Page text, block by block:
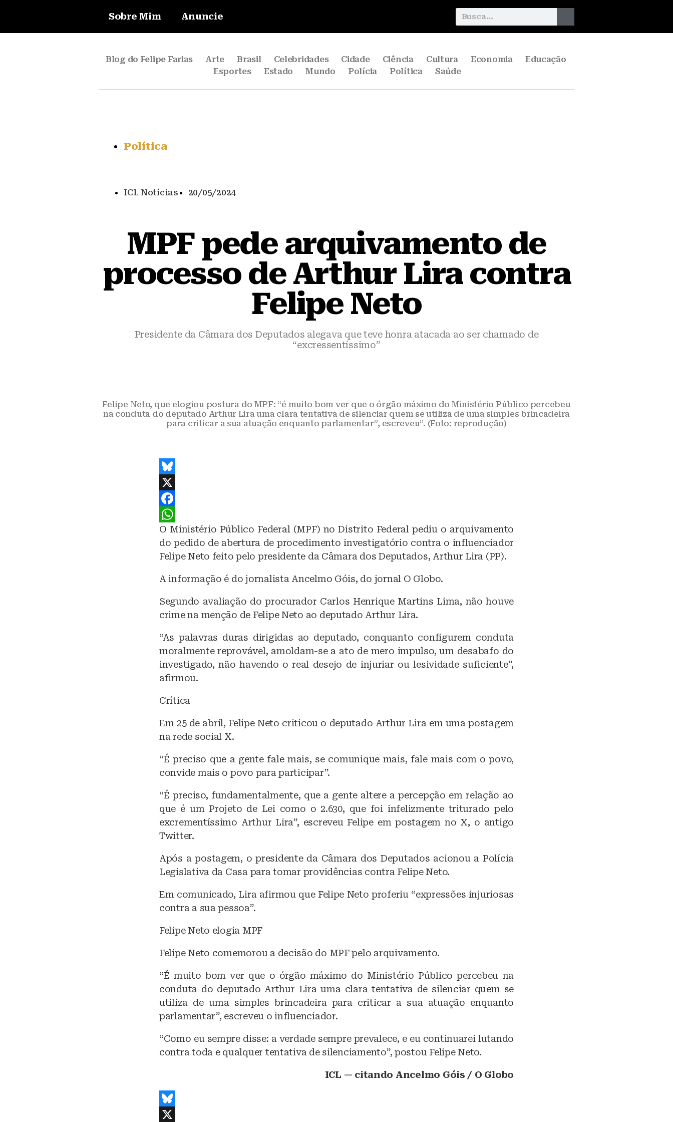
Sobre Mim Anuncie
Blog do Felipe Farias Arte Brasil Celebridades Cidade Ciência Cultura Economia
Educação
Esportes
Estado Mundo Polícia Política Saúde
Política
ICL Notícias 20/05/2024
MPF pede arquivamento de
processo de Arthur Lira contra
Felipe Neto
Presidente da Câmara dos Deputados alegava que teve honra atacada ao ser chamado de
“excressentíssimo”
Felipe Neto, que elogiou postura do MPF: “é muito bom ver que o órgão máximo do Ministério Público percebeu
na conduta do deputado Arthur Lira uma clara tentativa de silenciar quem se utiliza de uma simples brincadeira
para criticar a sua atuação enquanto parlamentar”, escreveu”. (Foto: reprodução)
B
l
u
e
s
k
y
X
F
a
c
e
b
W
h
a
t
p
O Ministério Público Federal (MPF) no Distrito Federal pediu o arquivamento
do pedido de abertura de procedimento investigatório contra o influenciador
Felipe Neto feito pelo presidente da Câmara dos Deputados, Arthur Lira (PP).
A informação é do jornalista Ancelmo Góis, do jornal O Globo.
Segundo avaliação do procurador Carlos Henrique Martins Lima, não houve
crime na menção de Felipe Neto ao deputado Arthur Lira.
“As palavras duras dirigidas ao deputado, conquanto configurem conduta
moralmente reprovável, amoldam-se a ato de mero impulso, um desabafo do
investigado, não havendo o real desejo de injuriar ou lesividade suficiente”,
afirmou.
Crítica
Em 25 de abril, Felipe Neto criticou o deputado Arthur Lira em uma postagem
na rede social X.
“É preciso que a gente fale mais, se comunique mais, fale mais com o povo,
convide mais o povo para participar”.
“É preciso, fundamentalmente, que a gente altere a percepção em relação ao
que é um Projeto de Lei como o 2.630, que foi infelizmente triturado pelo
excrementíssimo Arthur Lira”, escreveu Felipe em postagem no X, o antigo
Twitter.
Após a postagem, o presidente da Câmara dos Deputados acionou a Polícia
Legislativa da Casa para tomar providências contra Felipe Neto.
Em comunicado, Lira afirmou que Felipe Neto proferiu “expressões injuriosas
contra a sua pessoa”.
Felipe Neto elogia MPF
Felipe Neto comemorou a decisão do MPF pelo arquivamento.
“É muito bom ver que o órgão máximo do Ministério Público percebeu na
conduta do deputado Arthur Lira uma clara tentativa de silenciar quem se
utiliza de uma simples brincadeira para criticar a sua atuação enquanto
parlamentar”, escreveu o influenciador.
“Como eu sempre disse: a verdade sempre prevalece, e eu continuarei lutando
contra toda e qualquer tentativa de silenciamento”, postou Felipe Neto.
ICL — citando Ancelmo Góis / O Globo
B